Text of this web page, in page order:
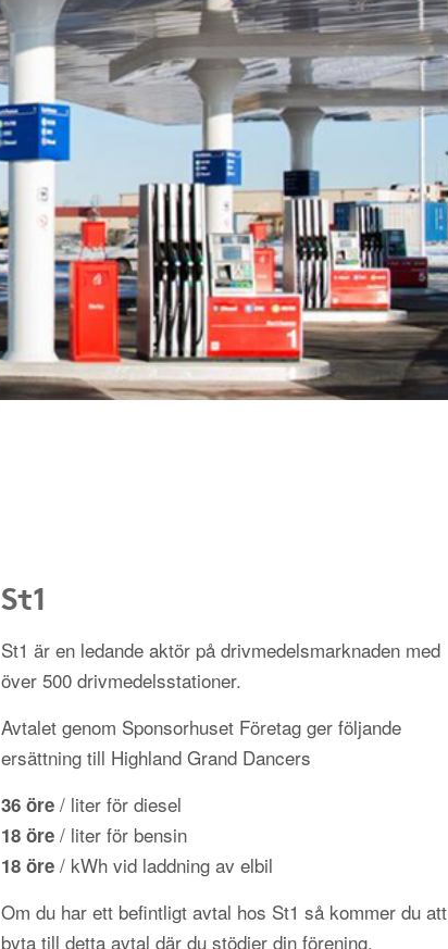
St1
St1 är en ledande aktör på drivmedelsmarknaden med
över 500 drivmedelsstationer.
Avtalet genom Sponsorhuset Företag ger följande
ersättning till Highland Grand Dancers
36 öre / liter för diesel
18 öre / liter för bensin
18 öre / kWh vid laddning av elbil
Om du har ett befintligt avtal hos St1 så kommer du att
byta till detta avtal där du stödjer din förening.